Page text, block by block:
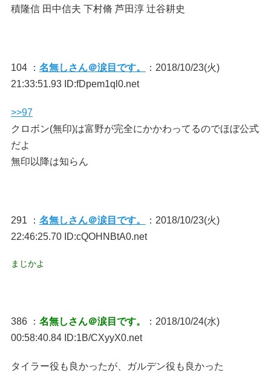
積隆信 田中信夫 下村脩 芦田淳 辻谷耕史
104 ： 名無しさん＠涙目です。
：2018/10/23(火)
21:33:51.93 ID:fDpem1ql0.net
>>97
クロボン(無印)は富野が完全にかかわってるのでほぼ公式
だよ
無印以降は知らん
291 ： 名無しさん＠涙目です。
：2018/10/23(火)
22:46:25.70 ID:cQOHNBtA0.net
まじかよ
386 ： 名無しさん＠涙目です。
：2018/10/24(水)
00:58:40.84 ID:1B/CXyyX0.net
タイラー役も良かったが、ガルデン役も良かった